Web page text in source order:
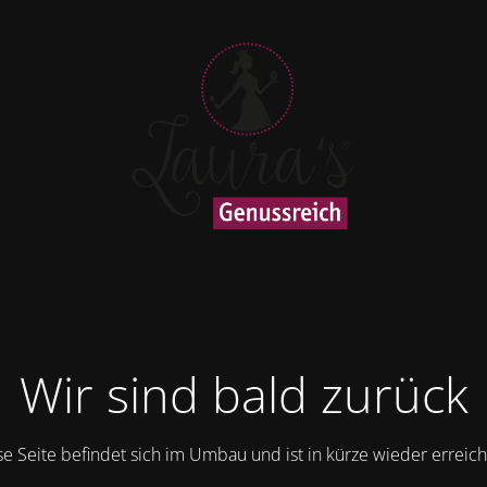
Wir sind bald zurück
Seite befindet sich im Umbau und ist in kürze wieder